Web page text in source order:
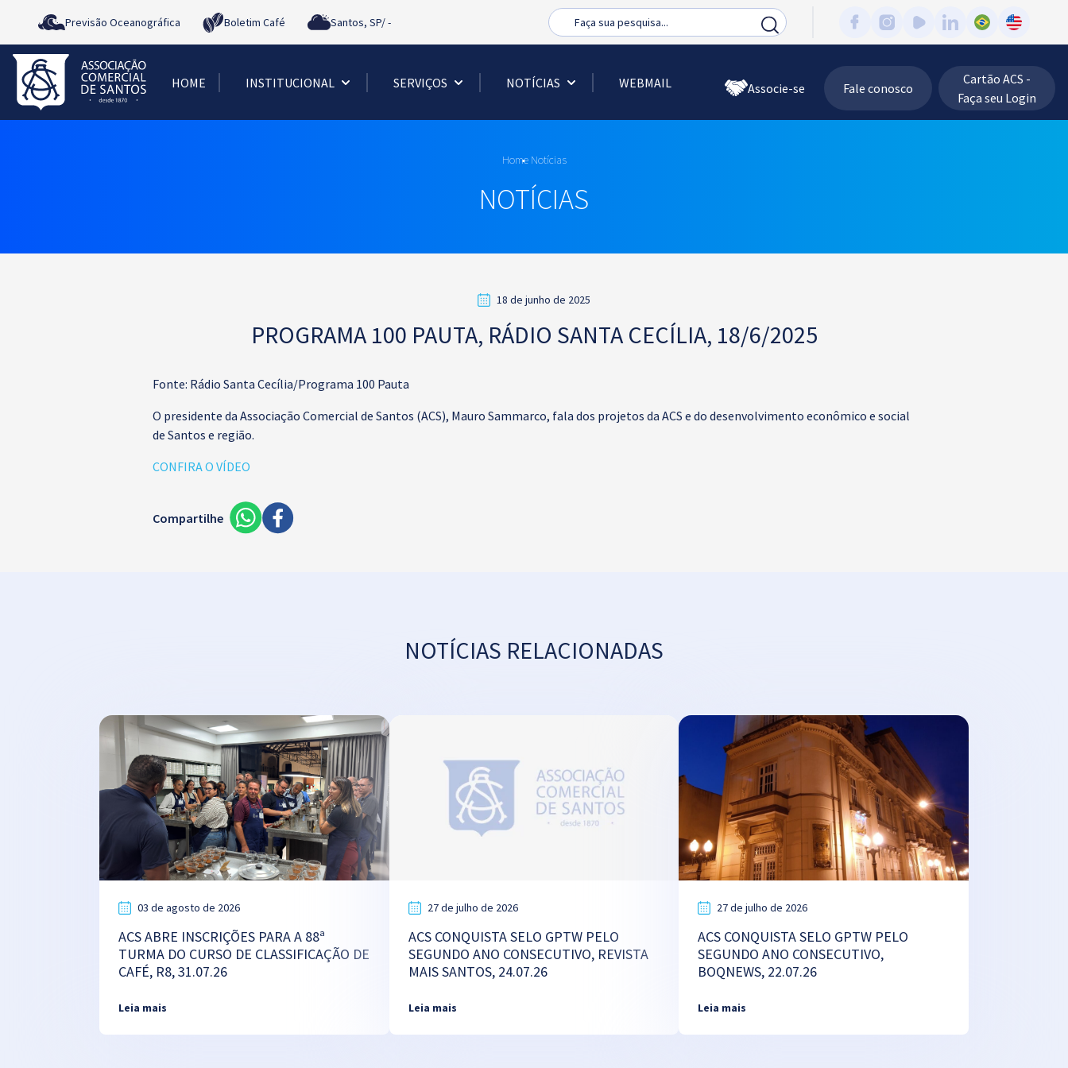
Previsão Oceanográfica Boletim Café Santos, SP/- Busca
HOME INSTITUCIONAL SERVIÇOS NOTÍCIAS WEBMAIL Associe-se Fale conosco
Cartão ACS -
Faça seu Login
Home Notícias
NOTÍCIAS
18 de junho de 2025
PROGRAMA 100 PAUTA, RÁDIO SANTA CECÍLIA, 18/6/2025
Fonte: Rádio Santa Cecília/Programa 100 Pauta
O presidente da Associação Comercial de Santos (ACS), Mauro Sammarco, fala dos projetos da ACS e do desenvolvimento econômico e social
de Santos e região.
CONFIRA O VÍDEO
Compartilhe
NOTÍCIAS RELACIONADAS
03 de agosto de 2026
ACS ABRE INSCRIÇÕES PARA A 88ª
TURMA DO CURSO DE CLASSIFICAÇÃO DE
CAFÉ, R8, 31.07.26
Leia mais
27 de julho de 2026
ACS CONQUISTA SELO GPTW PELO
SEGUNDO ANO CONSECUTIVO, REVISTA
MAIS SANTOS, 24.07.26
Leia mais
27 de julho de 2026
ACS CONQUISTA SELO GPTW PELO
SEGUNDO ANO CONSECUTIVO,
BOQNEWS, 22.07.26
Leia mais